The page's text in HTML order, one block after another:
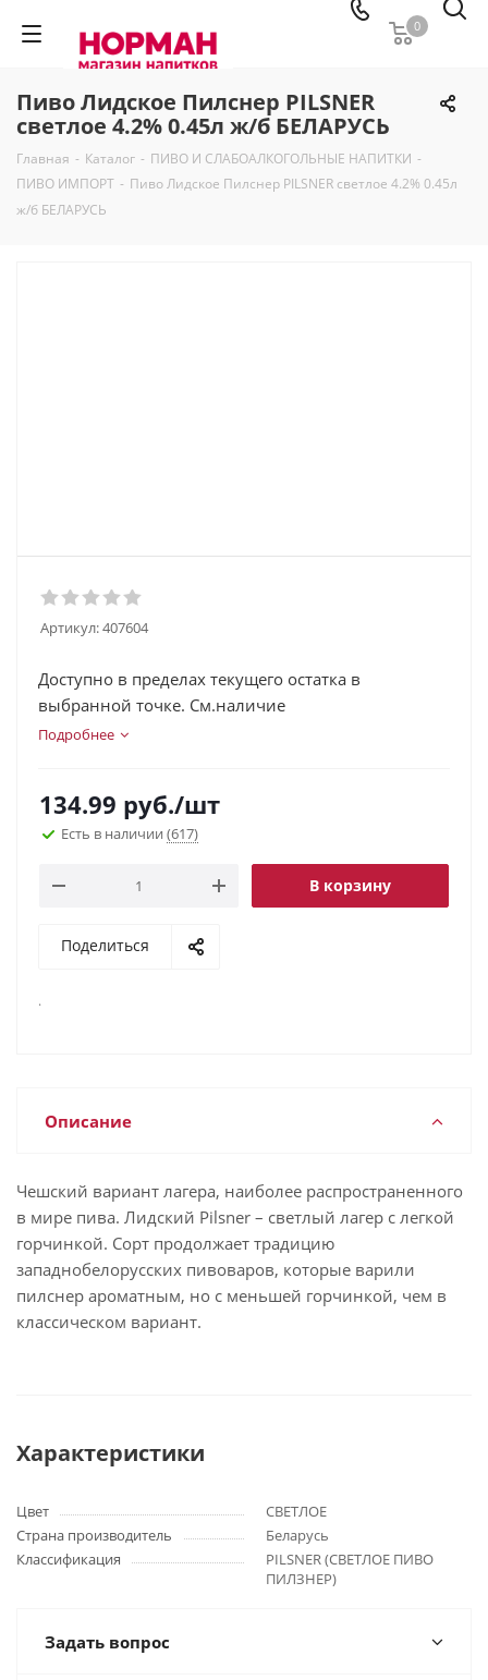
0
Пиво Лидское Пилснер PILSNER
светлое 4.2% 0.45л ж/б БЕЛАРУСЬ
Главная - Каталог - ПИВО И СЛАБОАЛКОГОЛЬНЫЕ НАПИТКИ -
ПИВО ИМПОРТ - Пиво Лидское Пилснер PILSNER светлое 4.2% 0.45л
ж/б БЕЛАРУСЬ
Артикул:407604
Доступно в пределах текущего остатка в
выбранной точке. См.наличие
Подробнее
134.99 руб./шт
Есть в наличии (617)
В корзину
Поделиться
.
Описание
Чешский вариант лагера, наиболее распространенного
в мире пива. Лидский Pilsner – светлый лагер с легкой
горчинкой. Сорт продолжает традицию
западнобелорусских пивоваров, которые варили
пилснер ароматным, но с меньшей горчинкой, чем в
классическом вариант.
Характеристики
Цвет
СВЕТЛОЕ
Страна производитель
Беларусь
Классификация
PILSNER (СВЕТЛОЕ ПИВО
ПИЛЗНЕР)
Задать вопрос